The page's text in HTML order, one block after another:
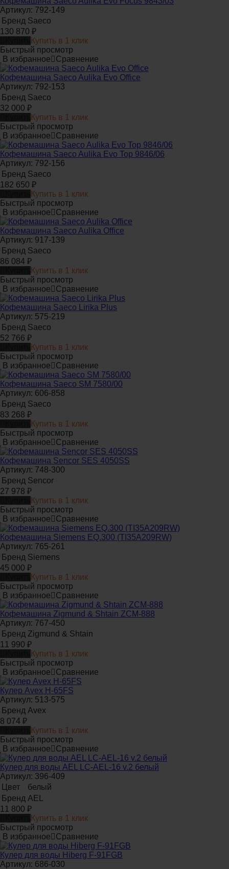
Артикул: 792-149
Бренд Saeco
130 870 ₽
Купить в 1 клик
Быстрый просмотр
В избранное
Сравнение
Кофемашина Saeco Aulika Evo Office
Артикул: 792-153
Бренд Saeco
32 000 ₽
Купить в 1 клик
Быстрый просмотр
В избранное
Сравнение
Кофемашина Saeco Aulika Evo Top 9846/06
Артикул: 792-156
Бренд Saeco
182 650 ₽
Купить в 1 клик
Быстрый просмотр
В избранное
Сравнение
Кофемашина Saeco Aulika Office
Артикул: 917-139
Бренд Saeco
86 084 ₽
Купить в 1 клик
Быстрый просмотр
В избранное
Сравнение
Кофемашина Saeco Lirika Plus
Артикул: 575-219
Бренд Saeco
52 766 ₽
Купить в 1 клик
Быстрый просмотр
В избранное
Сравнение
Кофемашина Saeco SM 7580/00
Артикул: 606-858
Бренд Saeco
83 268 ₽
Купить в 1 клик
Быстрый просмотр
В избранное
Сравнение
Кофемашина Sencor SES 4050SS
Артикул: 748-300
Бренд Sencor
27 978 ₽
Купить в 1 клик
Быстрый просмотр
В избранное
Сравнение
Кофемашина Siemens EQ.300 (TI35A209RW)
Артикул: 765-261
Бренд Siemens
45 000 ₽
Купить в 1 клик
Быстрый просмотр
В избранное
Сравнение
Кофемашина Zigmund & Shtain ZCM-888
Артикул: 767-450
Бренд Zigmund & Shtain
11 990 ₽
Купить в 1 клик
Быстрый просмотр
В избранное
Сравнение
Кулер Avex H-65FS
Артикул: 513-575
Бренд Avex
8 074 ₽
Купить в 1 клик
Быстрый просмотр
В избранное
Сравнение
Кулер для воды AEL LC-AEL-16 v.2 белый
Артикул: 396-409
Цвет
белый
Бренд AEL
11 800 ₽
Купить в 1 клик
Быстрый просмотр
В избранное
Сравнение
Кулер для воды Hiberg F-91FGB
Артикул: 686-030